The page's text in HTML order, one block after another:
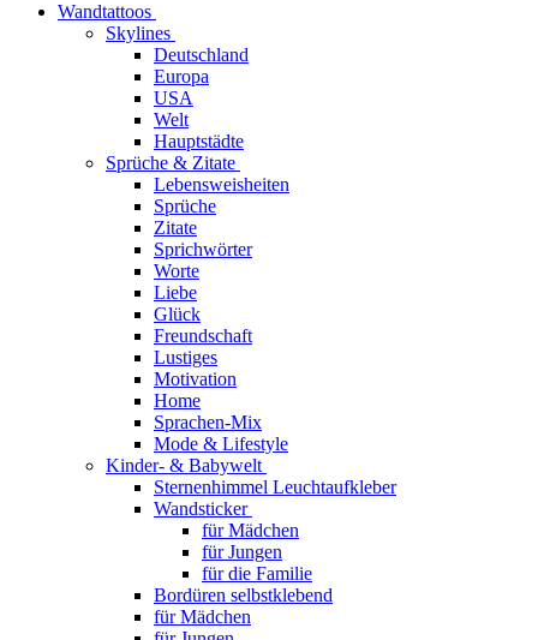
Wandtattoos
Skylines
Deutschland
Europa
USA
Welt
Hauptstädte
Sprüche & Zitate
Lebensweisheiten
Sprüche
Zitate
Sprichwörter
Worte
Liebe
Glück
Freundschaft
Lustiges
Motivation
Home
Sprachen-Mix
Mode & Lifestyle
Kinder- & Babywelt
Sternenhimmel Leuchtaufkleber
Wandsticker
für Mädchen
für Jungen
für die Familie
Bordüren selbstklebend
für Mädchen